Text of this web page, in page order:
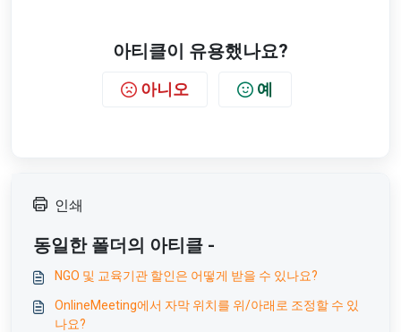
아티클이 유용했나요?
아니오 예
인쇄
동일한 폴더의 아티클 -
NGO 및 교육기관 할인은 어떻게 받을 수 있나요?
OnlineMeeting에서 자막 위치를 위/아래로 조정할 수 있
나요?